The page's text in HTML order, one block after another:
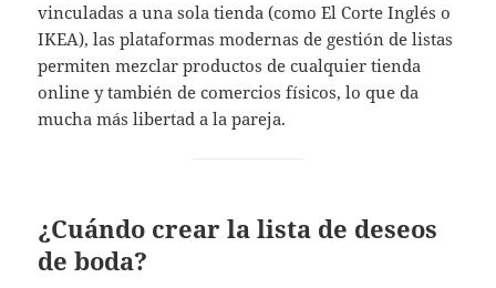
vinculadas a una sola tienda (como El Corte Inglés o
IKEA), las plataformas modernas de gestión de listas
permiten mezclar productos de cualquier tienda
online y también de comercios físicos, lo que da
mucha más libertad a la pareja.
¿Cuándo crear la lista de deseos
de boda?